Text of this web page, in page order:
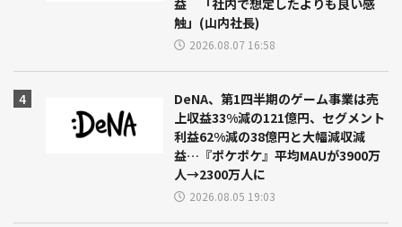
触」(山内社長)
2026.08.07 16:58
DeNA、第1四半期のゲーム事業は売
上収益33%減の121億円、セグメント
利益62%減の38億円と大幅減収減
益…『ポケポケ』平均MAUが3900万
人→2300万人に
2026.08.05 19:03